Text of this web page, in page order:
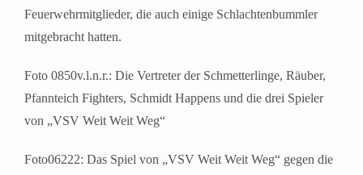
Feuerwehrmitglieder, die auch einige Schlachtenbummler
mitgebracht hatten.
Foto 0850v.l.n.r.: Die Vertreter der Schmetterlinge, Räuber,
Pfannteich Fighters, Schmidt Happens und die drei Spieler
von „VSV Weit Weit Weg“
Foto06222: Das Spiel von „VSV Weit Weit Weg“ gegen die